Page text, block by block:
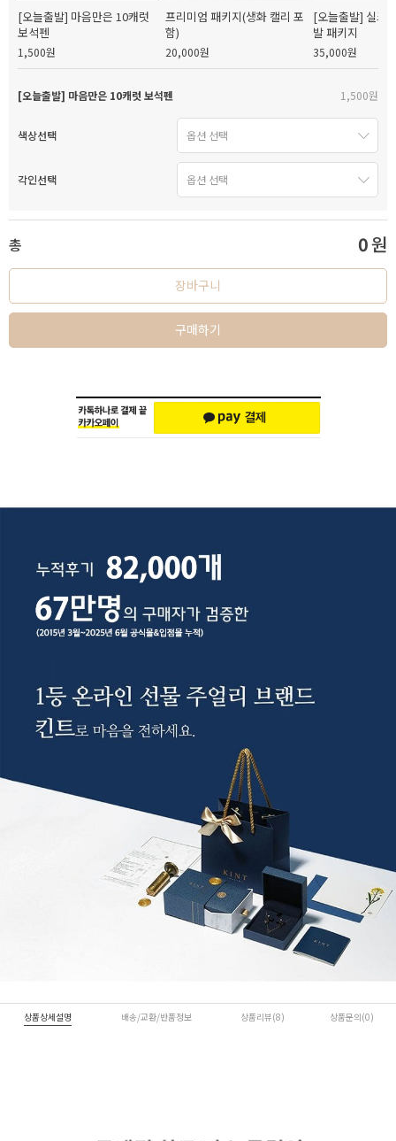
[오늘출발] 마음만은 10캐럿
보석펜
1,500원
프리미엄 패키지(생화 캘리 포
함)
20,000원
[오늘출발] 실크
발 패키지
35,000원
[오늘출발] 마음만은 10캐럿 보석펜 1,500원
색상선택
각인선택
총 0원
장바구니
구매하기
상품상세설명 배송/교환/반품정보 상품리뷰(8) 상품문의(0)